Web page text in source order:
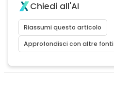
Chiedi all'AI
Riassumi questo articolo
Approfondisci con altre fonti